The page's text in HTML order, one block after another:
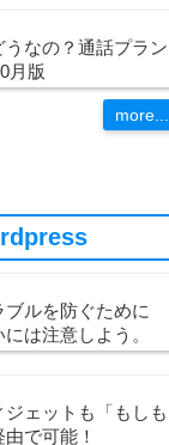
なの？通話プラン
月版
more...
ルを防ぐために
は注意しよう。
ェットも「もしも
で可能！